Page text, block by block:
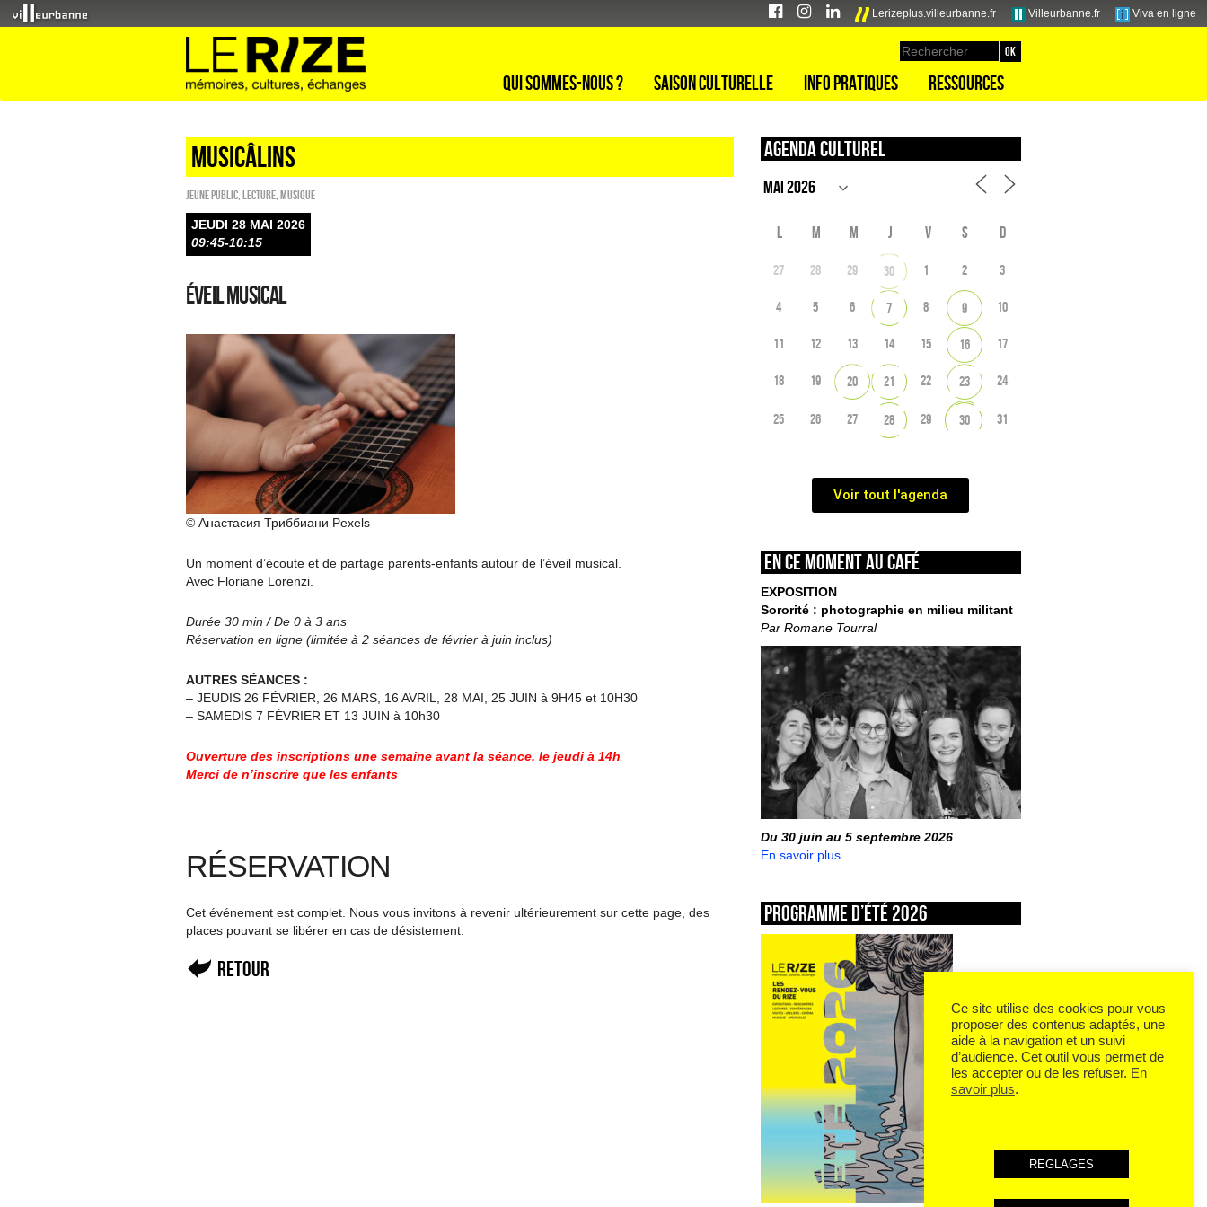
Lerizeplus.villeurbanne.fr Villeurbanne.fr Viva en ligne
Qui sommes-nous ? Saison culturelle Info pratiques Ressources
Musicâlins
Jeune public Lecture Musique
JEUDI 28 MAI 2026
09:45-10:15
Éveil musical
© Анастасия Триббиани Pexels
Un moment d’écoute et de partage parents-enfants autour de l’éveil musical.
Avec Floriane Lorenzi.
Durée 30 min / De 0 à 3 ans
Réservation en ligne (limitée à 2 séances de février à juin inclus)
AUTRES SÉANCES :
– JEUDIS 26 FÉVRIER, 26 MARS, 16 AVRIL, 28 MAI, 25 JUIN à 9H45 et 10H30
– SAMEDIS 7 FÉVRIER ET 13 JUIN à 10h30
Ouverture des inscriptions une semaine avant la séance, le jeudi à 14h
Merci de n’inscrire que les enfants
RÉSERVATION
Cet événement est complet. Nous vous invitons à revenir ultérieurement sur cette page, des
places pouvant se libérer en cas de désistement.
Retour
Agenda culturel
L M M J V S D
27 28 29 30 1 2 3
4 5 6 7 8 9 10
11 12 13 14 15 16 17
18 19 20 21 22 23 24
25 26 27 28 29 30 31
Voir tout l'agenda
En ce moment au café
EXPOSITION
Sororité : photographie en milieu militant
Par Romane Tourral
Du 30 juin au 5 septembre 2026
En savoir plus
Programme d’été 2026
Ce site utilise des cookies pour vous
proposer des contenus adaptés, une
aide à la navigation et un suivi
d’audience. Cet outil vous permet de
les accepter ou de les refuser. En
savoir plus.
REGLAGES